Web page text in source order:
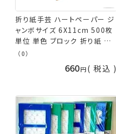
折り紙手芸 ハートペーパー ジ
ャンボサイズ 6X11cm 500枚
単位 単色 ブロック 折り紙 クリ
ーム 黄色 オレンジ グリーン 水
色 ブルー ピンク ローズ 赤 紫
茶色 白 黒 ホワイト ブラック ブ
ル 緑 青 terai 手芸の山久
（0）
660 税込